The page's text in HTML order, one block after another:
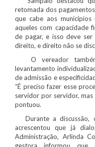
retomada dos
que cabe aos municípios
aqueles com capacidade
de pagar, e isso deve
direito, e direito não se
O vereador também
levantamento
de admissão e
“É preciso fazer esse
servidor por servidor, mas
pontuou.
Durante a discussão,
acrescentou que já
Administração, Arlinda
gestora informou